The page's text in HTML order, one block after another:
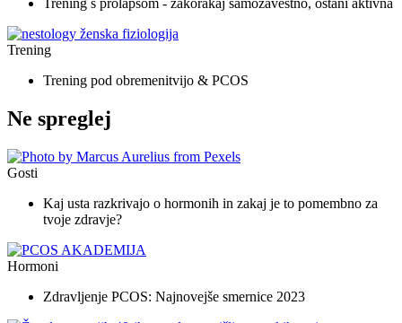
Trening s prolapsom - zakorakaj samozavestno, ostani aktivna
Trening
Trening pod obremenitvijo & PCOS
Ne spreglej
Gosti
Kaj usta razkrivajo o hormonih in zakaj je to pomembno za
tvoje zdravje?
Hormoni
Zdravljenje PCOS: Najnovejše smernice 2023